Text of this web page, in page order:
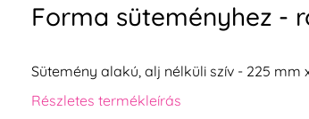
Forma süteményhez -
Sütemény alakú, alj nélküli szív - 225 mm
Részletes termékleírás